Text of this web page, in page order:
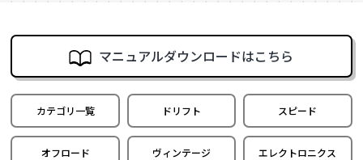
マニュアルダウンロードはこちら
カテゴリ一覧 ドリフト スピード
オフロード ヴィンテージ エレクトロニクス